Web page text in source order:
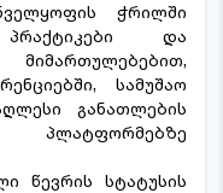
ჭრილში
და
მიმართულებებით,
სამუშაო
განათლების
პლატფორმებზე
წევრის სტატუსის